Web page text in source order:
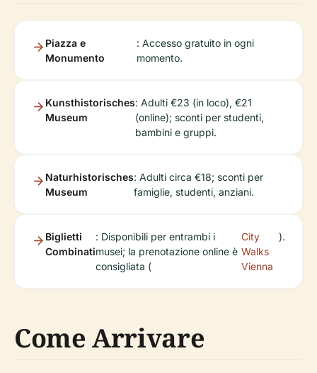
Piazza e
Monumento
: Accesso gratuito in ogni
momento.
Kunsthistorisches
Museum
: Adulti €23 (in loco), €21
(online); sconti per studenti,
bambini e gruppi.
Naturhistorisches
Museum
: Adulti circa €18; sconti per
famiglie, studenti, anziani.
Biglietti
Combinati
: Disponibili per entrambi i
musei; la prenotazione online è
consigliata (
City
Walks
Vienna
).
Come Arrivare